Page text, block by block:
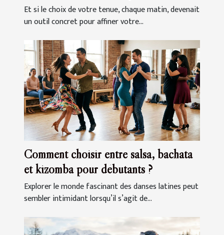
Et si le choix de votre tenue, chaque matin, devenait
un outil concret pour affiner votre...
Comment choisir entre salsa, bachata
et kizomba pour débutants ?
Explorer le monde fascinant des danses latines peut
sembler intimidant lorsqu’il s’agit de...